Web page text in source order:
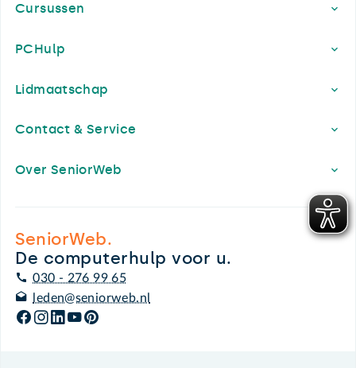
Cursussen
PCHulp
Lidmaatschap
Contact & Service
Over SeniorWeb
SeniorWeb.
De computerhulp voor u.
030 - 276 99 65
leden@seniorweb.nl